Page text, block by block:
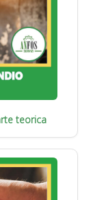
teorica